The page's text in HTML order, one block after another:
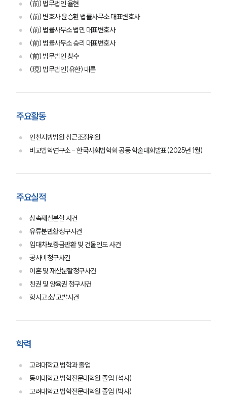
부소개
대륜의 강점
오시는 길
(前) 법무법인 율현
(前) 변호사 윤승환 법률사무소 대표변호사
(前) 법률사무소 법민 대표변호사
(前) 법률사무소 승리 대표변호사
(前) 법무법인 창수
(現) 법무법인(유한) 대륜
주요활동
인천지방법원 상근조정위원
비교법학연구소 - 한국사회법학회 공동 학술대회발표(2025년 1월)
주요실적
상속재산분할 사건
유류분반환청구사건
임대차보증금반환 및 건물인도 사건
공사비청구사건
이혼 및 재산분할청구사건
친권 및 양육권 청구사건
형사고소/고발사건
학력
고려대학교 법학과 졸업
동아대학교 법학전문대학원 졸업 (석사)
고려대학교 법학전문대학원 졸업 (박사)